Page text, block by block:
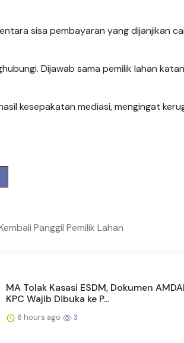
sisa pembayaran yang dijanjikan
Dijawab sama pemilik lahan
kesepakatan mediasi, mengingat
Panggil Pemilik Lahan
MA Tolak Kasasi ESDM, Dokumen
KPC Wajib Dibuka ke P...
6 hours ago 3